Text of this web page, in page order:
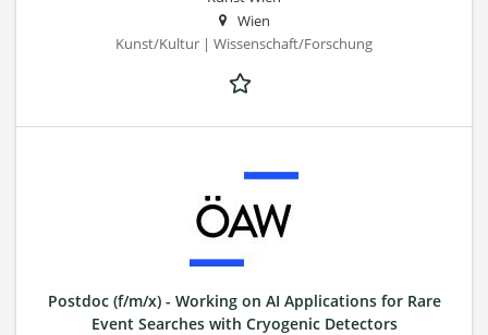
Wien
Kunst/Kultur | Wissenschaft/Forschung
Postdoc (f/m/x) - Working on AI Applications for Rare
Event Searches with Cryogenic Detectors